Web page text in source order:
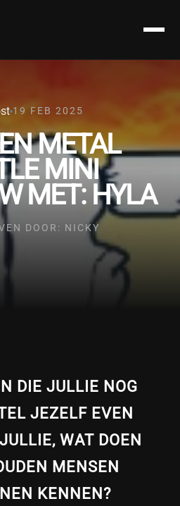
19 FEB 2025
METAL
MINI
MET: HYLA
DOOR: NICKY
DIE JULLIE NOG
JEZELF EVEN
WAT DOEN
MENSEN
KENNEN?